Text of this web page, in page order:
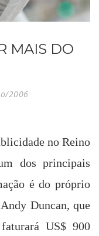
MAIS DO
2006
no Reino
dos principais
é do próprio
Duncan, que
US$ 900